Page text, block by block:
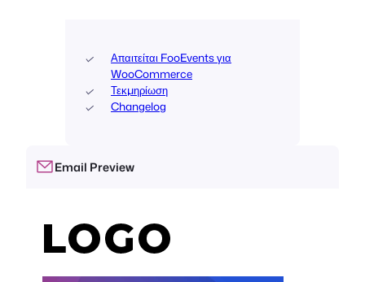
Email Preview
Απαιτείται FooEvents για
WooCommerce
Τεκμηρίωση
Changelog